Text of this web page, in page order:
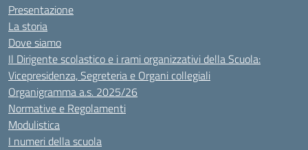
Presentazione
La storia
Dove siamo
Il Dirigente scolastico e i rami organizzativi della Scuola:
Vicepresidenza, Segreteria e Organi collegiali
Organigramma a.s. 2025/26
Normative e Regolamenti
Modulistica
I numeri della scuola